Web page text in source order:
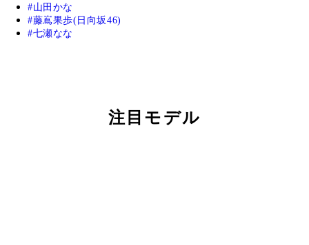
山田かな
藤嶌果歩(日向坂46)
七瀬なな
注目モデル